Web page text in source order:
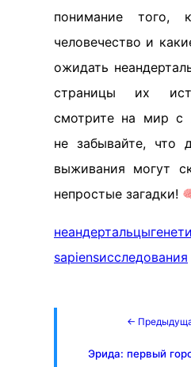
понимание того,
человечество и
ожидать
страницы их
смотрите на мир с
не забывайте, что
выживания могут
непростые загадки!
неандертальцы
sapiensисследования
←
Эрида: первый